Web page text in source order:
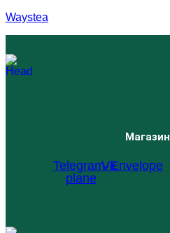
Waystea
Магазин
Telegram-
plane
VkEnvelope